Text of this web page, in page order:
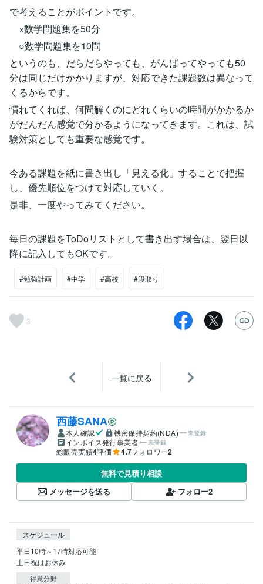
で考えることがポイントです。
×数学問題集を50分
○数学問題集を10問
というのも、だらだらやっても、がんばってやっても50
分は同じだけかかりますが、対応できた課題数は異なって
くるからです。
慣れてくれば、何問解くのにどれくらいの時間がかかるか
がだんだん感覚で分かるようになってきます。これは、試
験対策としても重要な感覚です。
今ある課題を紙に書き出し「見える化」することで把握
し、優先順位をつけて対応していく。
是非、一度やってみてください。
毎日の課題をToDoリストとして書き出す場合は、翌日以
降に記入してもOKです。
#勉強計画 #中学 #高校 #段取り
3
一覧に戻る
西藤SANA
本人確認 機密保持契約(NDA) 未登録
インボイス発行事業者 未登録
総販売実績4評価 4.7フォロワー2
無料で見積り相談
メッセージを送る
フォロー2
スケジュール
平日10時～17時対応可能
土日祝はお休み
得意分野